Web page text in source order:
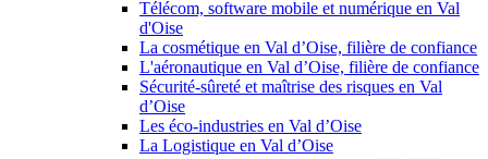
Télécom, software mobile et numérique en Val
d'Oise
La cosmétique en Val d’Oise, filière de confiance
L'aéronautique en Val d’Oise, filière de confiance
Sécurité-sûreté et maîtrise des risques en Val
d’Oise
Les éco-industries en Val d’Oise
La Logistique en Val d’Oise